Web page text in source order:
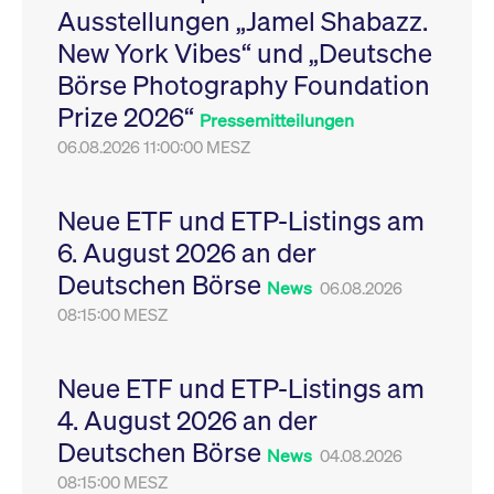
Ausstellungen „Jamel Shabazz.
New York Vibes“ und „Deutsche
Börse Photography Foundation
Prize 2026“ Pressemitteilungen
06.08.2026 11:00:00 MESZ
Neue ETF und ETP-Listings am
6. August 2026 an der
Deutschen Börse News 06.08.2026
08:15:00 MESZ
Neue ETF und ETP-Listings am
4. August 2026 an der
Deutschen Börse News 04.08.2026
08:15:00 MESZ
Leistung der Website
zu messen. Es handelt
sich um ein Muster-
Cookie, bei dem auf
das Präfix _pk_ses
eine kurze Reihe von
VISITOR_PRIVACY_METADATA
YouTube
.youtube.com
6
Monate
Dieses Cookie dient
Speicherung der
Einwilligungs- und
des Nutzers für ihre
Interaktion mit der
Sitzungen geehrt